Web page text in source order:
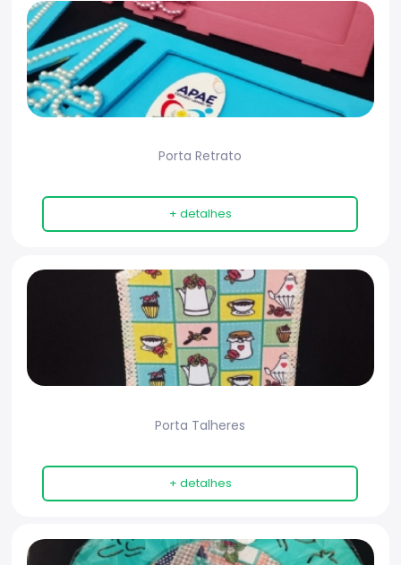
Porta Retrato
+ detalhes
Porta Talheres
+ detalhes